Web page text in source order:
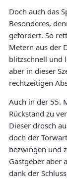
Doch auch das
Besonderes,
gefordert. So
Metern aus der
blitzschnell und
aber in dieser
rechtzeitigen
Auch in der 55.
Rückstand zu
Dieser drosch
doch der
bezwingen und
Gastgeber aber
dank der